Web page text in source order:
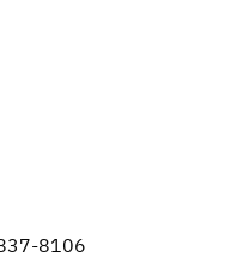
8106